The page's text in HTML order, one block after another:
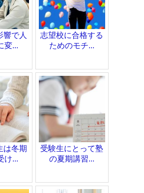
響で人
変...
志望校に合格する
ためのモチ...
は冬期
け...
受験生にとって塾
の夏期講習...